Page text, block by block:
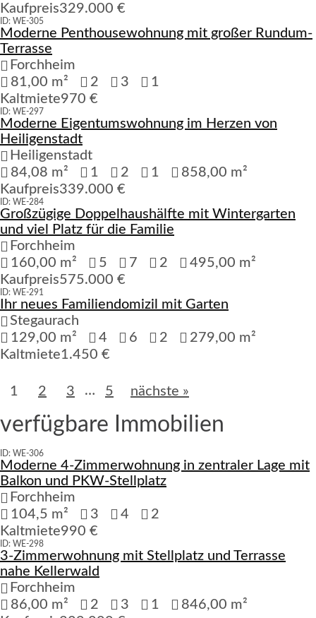
Kaufpreis329.000 €
Verfügbar
ID: WE-305
Moderne Penthousewohnung mit großer Rundum-
Terrasse
Forchheim
81,00 m²
2 3
1
Kaltmiete970 €
Verfügbar
ID: WE-297
Moderne Eigentumswohnung im Herzen von
Heiligenstadt
Heiligenstadt
84,08 m²
1 2 1
858,00 m²
Kaufpreis339.000 €
Verfügbar
ID: WE-284
Großzügige Doppelhaushälfte mit Wintergarten
und viel Platz für die Familie
Forchheim
160,00 m²
5 7 2
495,00 m²
Kaufpreis575.000 €
Verfügbar
ID: WE-291
Ihr neues Familiendomizil mit Garten
Stegaurach
129,00 m²
4 6 2
279,00 m²
Kaltmiete1.450 €
1 2 3 … 5 nächste »
verfügbare Immobilien
Verfügbar
ID: WE-306
Moderne 4-Zimmerwohnung in zentraler Lage mit
Balkon und PKW-Stellplatz
Forchheim
104,5 m²
3 4
2
Kaltmiete990 €
Verfügbar
ID: WE-298
3-Zimmerwohnung mit Stellplatz und Terrasse
nahe Kellerwald
Forchheim
86,00 m²
2 3 1
846,00 m²